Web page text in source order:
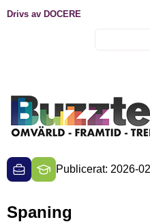
Drivs av DOCERE
Publicerat: 2026-
Spaning